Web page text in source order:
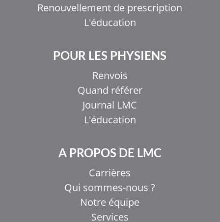
Renouvellement de prescription
L'éducation
POUR LES PHYSIENS
Renvois
Quand référer
Journal LMC
L'éducation
A PROPOS DE LMC
Carrières
Qui sommes-nous ?
Notre équipe
Services